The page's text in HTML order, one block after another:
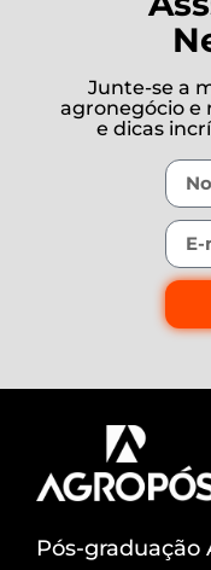
Junte-se a
agronegócio e
e dicas
Pós-graduação